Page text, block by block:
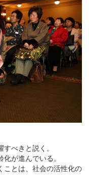
べきと説く。
が進んでいる。
ことは、社会の活性化の